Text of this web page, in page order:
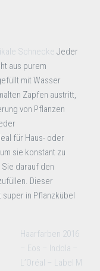
Schnecke Jeder
aus purem
mit Wasser
Zapfen austritt,
von Pflanzen
für Haus- oder
sie konstant zu
darauf den
Dieser
in Pflanzkübel
Haarfarben 2016
– Eos – Indola –
L’Oréal – Label M